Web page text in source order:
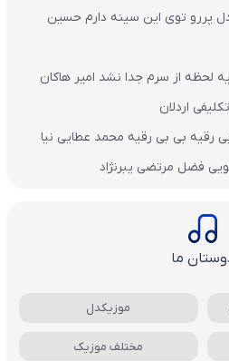
پررو توی این سینه دارم حسین
لحظه از سرم جدا نشد امیر هاکان
اردلان
رقیه بی بی رقیه محمد عطایی نیا
فضل مرتضی یبرنژاد
ما
موزیکدل
مختلف موزیک